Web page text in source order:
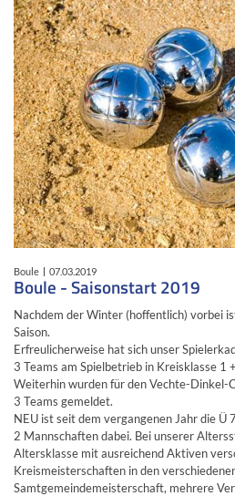
Boule 07.03.2019
Boule - Saisonstart 2019
Nachdem der Winter (hoffentlich) vorbei
Saison.
Erfreulicherweise hat sich unser
3 Teams am Spielbetrieb in Kreisklasse 1
Weiterhin wurden für den Vechte-Dinkel-
3 Teams gemeldet.
NEU ist seit dem vergangenen Jahr die Ü
2 Mannschaften dabei. Bei unserer
Altersklasse mit ausreichend Aktiven
Kreismeisterschaften in den
Samtgemeindemeisterschaft, mehrere